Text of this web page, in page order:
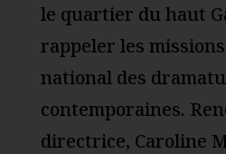
le quartier du haut
rappeler les
national des
contemporaines.
directrice, Caroline